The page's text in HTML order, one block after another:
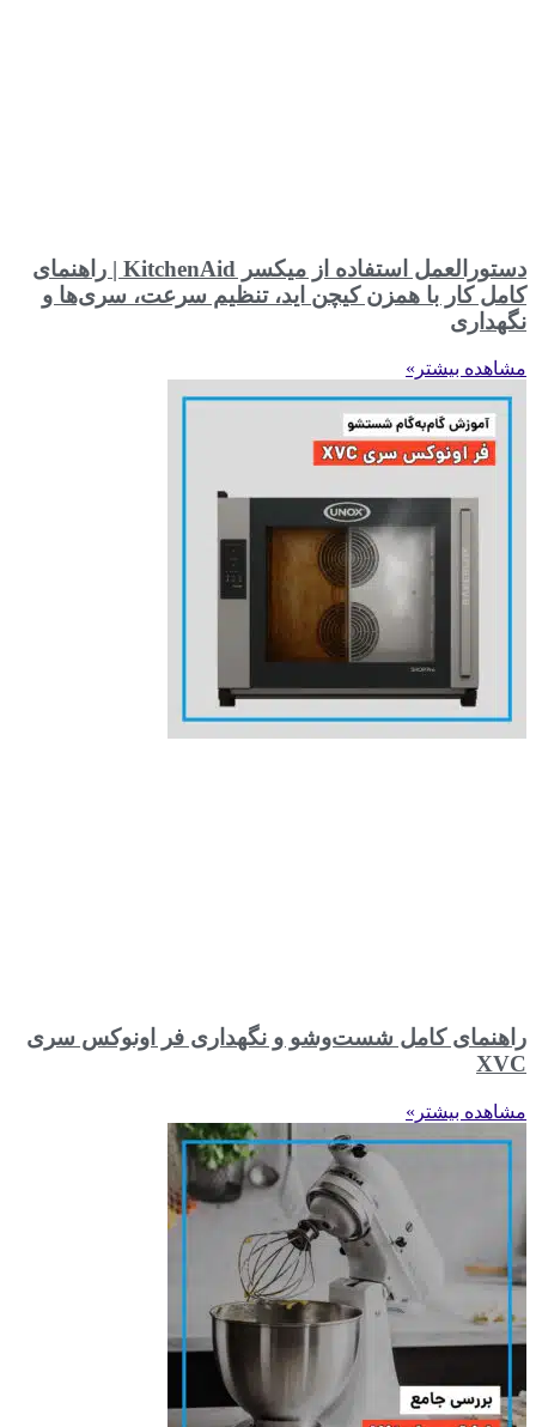
دستورالعمل استفاده از میکسر KitchenAid | راهنمای
کامل کار با همزن کیچن اید، تنظیم سرعت، سری‌ها و
نگهداری
مشاهده بیشتر»
راهنمای کامل شست‌وشو و نگهداری فر اونوکس سری
XVC
مشاهده بیشتر»